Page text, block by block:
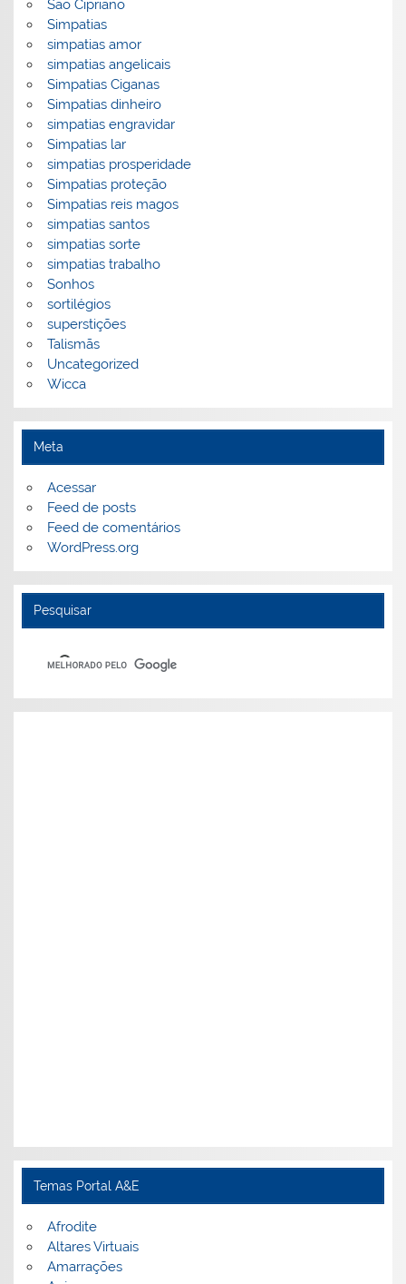
São Cipriano
Simpatias
simpatias amor
simpatias angelicais
Simpatias Ciganas
Simpatias dinheiro
simpatias engravidar
Simpatias lar
simpatias prosperidade
Simpatias proteção
Simpatias reis magos
simpatias santos
simpatias sorte
simpatias trabalho
Sonhos
sortilégios
superstições
Talismãs
Uncategorized
Wicca
Meta
Acessar
Feed de posts
Feed de comentários
WordPress.org
Pesquisar
Temas Portal A&E
Afrodite
Altares Virtuais
Amarrações